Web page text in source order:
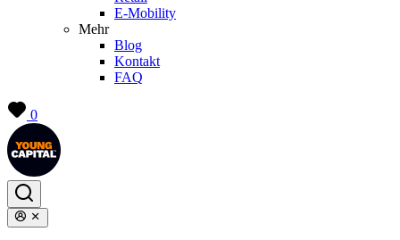
E-Mobility
Mehr
Blog
Kontakt
FAQ
0